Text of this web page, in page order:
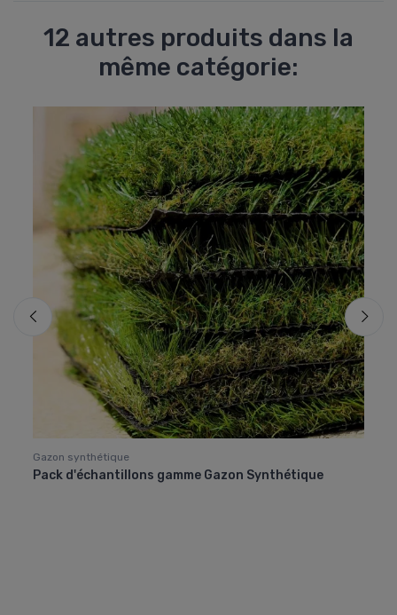
12 autres produits dans la
même catégorie:
Gazon synthétique
Pack d'échantillons gamme Gazon Synthétique